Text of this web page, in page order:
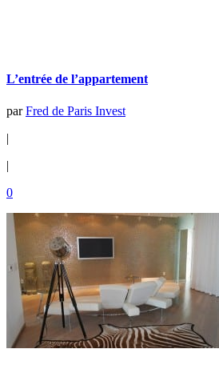
L’entrée de l’appartement
parFred de Paris Invest
|
|
0